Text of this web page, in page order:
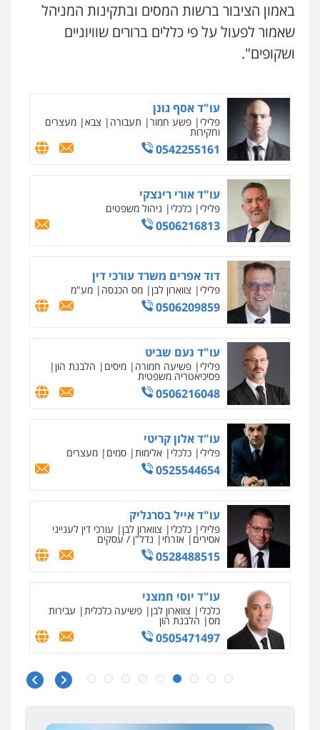
באמון הציבור ברשות המסים ובתקינות המניהל
שאמור לפעול על פי כללים ברורים שוויוניים
ושקופים".
עו"ד תמיר סולומון
עו"ד אסף גונן
פלילי פשע חמור תעבורה צבא מעצרים
וחקירות
0542255161
עו"ד אורי רינצקי
פלילי כלכלי ניהול משפטים
0506216813
דוד אפרים משרד עורכי דין
פלילי צווארון לבן מס הכנסה מע"מ
0506209859
עו"ד נעם שביט
פלילי פשיעה חמורה מיסים הלבנת הון
פסיכיאטריה משפטית
0506216048
עו"ד אלון קריטי
פלילי כלכלי אלימות סמים מעצרים
0525544654
עו"ד אייל בסרגליק
פלילי כלכלי צווארון לבן עורכי דין לענייני
אסירים אזרחי נדל"ן / עסקים
0528488515
עו"ד יוסי חמצני
כלכלי צווארון לבן פשיעה כלכלית עבירות
מס הלבנת הון
0505471497
גיל דביר – משרד עורכי דין
ניר קידר – צלם
0504578527
0522508109
מרכז התחלה חדשה
0544500346
0504062539
עו"ד ד"ר אבי שקד
0544385337
איתי חקירות – שירותים לעורכי דין